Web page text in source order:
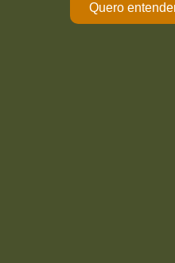
Quero